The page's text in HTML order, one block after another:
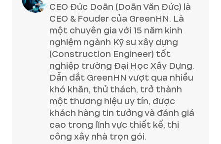
CEO Đức Doãn (Doãn Văn Đức) là
CEO & Fouder của GreenHN. Là
một chuyên gia với 15 năm kinh
nghiệm ngành Kỹ sư xây dựng
(Construction Engineer) tốt
nghiệp trường Đại Học Xây Dựng.
Dẫn dắt GreenHN vượt qua nhiều
khó khăn, thử thách, trở thành
một thương hiệu uy tín, được
khách hàng tin tưởng và đánh giá
cao trong lĩnh vực thiết kế, thi
công xây nhà trọn gói.